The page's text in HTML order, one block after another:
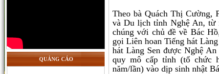
QUẢNG CÁO
Theo bà Quách Thị Cường,
và Du lịch tỉnh Nghệ An, từ
chúng với chủ đề về Bác
gọi Liên hoan Tiếng hát
hát Làng Sen được Nghệ
quy mô cấp tỉnh (tổ chức
năm/lần) vào dịp sinh nhật